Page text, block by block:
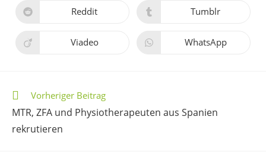
Reddit Tumblr
Viadeo WhatsApp
Vorheriger Beitrag
MTR, ZFA und Physiotherapeuten aus Spanien
rekrutieren